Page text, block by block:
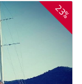
23%